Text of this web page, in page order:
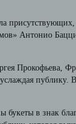
присутствующих,
Антонио
Прокофьева,
публику.
в знак